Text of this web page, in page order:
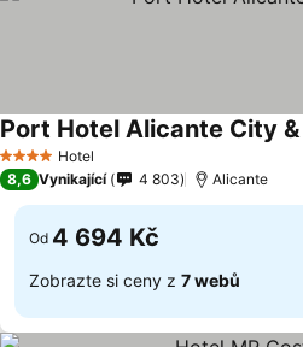
4 Počet hvězdiček
Hotel
Port Hotel Alicante City
8,6 Vynikající 4 803 Alicante
Od 4 694 Kč
Zobrazte si ceny z 7 webů